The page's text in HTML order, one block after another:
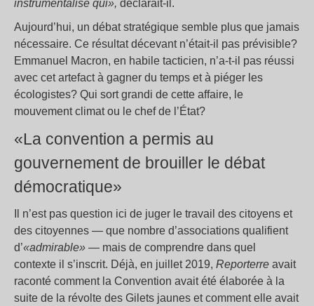
instrumentalise qui», déclarait-il.
Aujourd’hui, un débat stratégique semble plus que jamais
nécessaire. Ce résultat décevant n’était-il pas prévisible?
Emmanuel Macron, en habile tacticien, n’a-t-il pas réussi
avec cet artefact à gagner du temps et à piéger les
écologistes? Qui sort grandi de cette affaire, le
mouvement climat ou le chef de l’État?
«La convention a permis au
gouvernement de brouiller le débat
démocratique»
Il n’est pas question ici de juger le travail des citoyens et
des citoyennes — que nombre d’associations qualifient
d’«admirable» — mais de comprendre dans quel
contexte il s’inscrit. Déjà, en juillet 2019, Reporterre avait
raconté comment la Convention avait été élaborée à la
suite de la révolte des Gilets jaunes et comment elle avait